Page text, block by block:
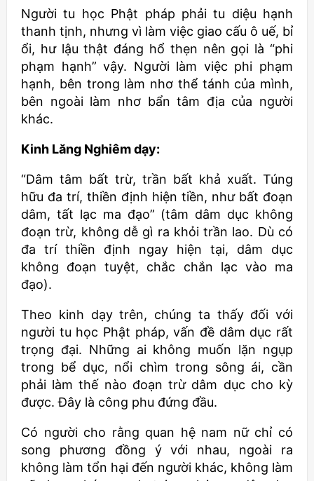
Người tu học Phật pháp phải tu diệu hạnh
thanh tịnh, nhưng vì làm việc giao cấu ô uế, bỉ
ổi, hư lậu thật đáng hổ thẹn nên gọi là “phi
phạm hạnh” vậy. Người làm việc phi phạm
hạnh, bên trong làm nhơ thể tánh của mình,
bên ngoài làm nhơ bẩn tâm địa của người
khác.
Kinh Lăng Nghiêm dạy:
“Dâm tâm bất trừ, trần bất khả xuất. Túng
hữu đa trí, thiền định hiện tiền, như bất đoạn
dâm, tất lạc ma đạo” (tâm dâm dục không
đoạn trừ, không dễ gì ra khỏi trần lao. Dù có
đa trí thiền định ngay hiện tại, dâm dục
không đoạn tuyệt, chắc chắn lạc vào ma
đạo).
Theo kinh dạy trên, chúng ta thấy đối với
người tu học Phật pháp, vấn đề dâm dục rất
trọng đại. Những ai không muốn lặn ngụp
trong bể dục, nổi chìm trong sông ái, cần
phải làm thế nào đoạn trừ dâm dục cho kỳ
được. Đây là công phu đứng đầu.
Có người cho rằng quan hệ nam nữ chỉ có
song phương đồng ý với nhau, ngoài ra
không làm tổn hại đến người khác, không làm